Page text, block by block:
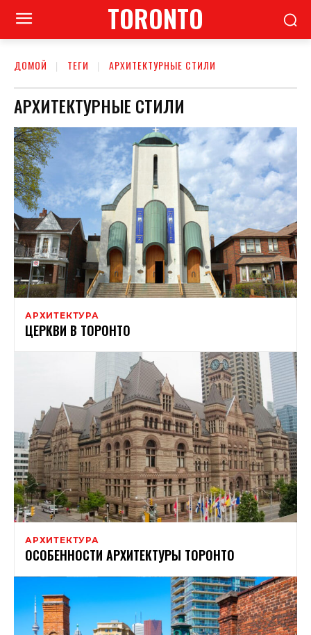
TORONTO
ДОМОЙ ТЕГИ АРХИТЕКТУРНЫЕ СТИЛИ
АРХИТЕКТУРНЫЕ СТИЛИ
АРХИТЕКТУРА
ЦЕРКВИ В ТОРОНТО
АРХИТЕКТУРА
ОСОБЕННОСТИ АРХИТЕКТУРЫ ТОРОНТО